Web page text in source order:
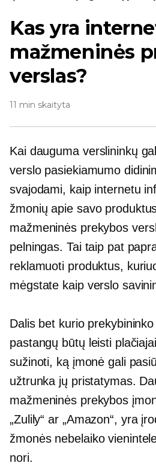
Kas yra
mažmeninės
verslas?
11 min skaityta
Kai dauguma verslininkų
verslo pasiekiamumo
svajodami, kaip internetu
žmonių apie savo
mažmeninės prekybos
pelningas. Tai taip pat
reklamuoti produktus,
mėgstate kaip verslo
Dalis bet kurio
pastangų būtų leisti
sužinoti, ką įmonė gali
užtrunka jų pristatymas.
mažmeninės prekybos
„Zulily“ ar „Amazon“, yra
žmonės nebelaiko
nori.